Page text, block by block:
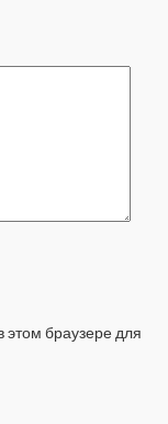
этом браузере для